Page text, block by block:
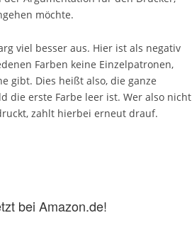
möchte.
viel besser aus. Hier ist als negativ
Farben keine Einzelpatronen,
gibt. Dies heißt also, die ganze
die erste Farbe leer ist. Wer also nicht
zahlt hierbei erneut drauf.
bei Amazon.de!